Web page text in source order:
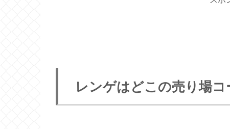
レンゲはどこの売り場コ